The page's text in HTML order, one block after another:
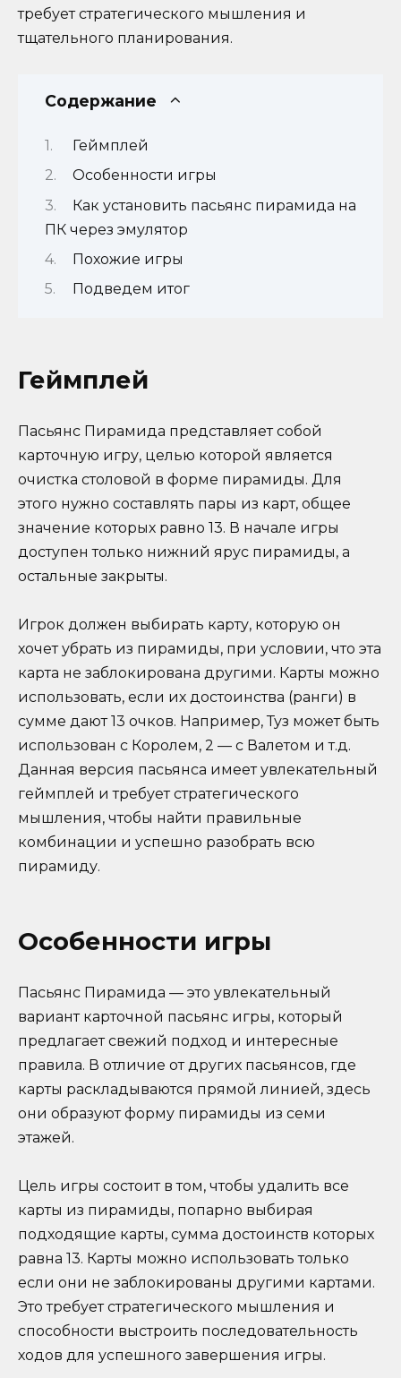
требует стратегического мышления и
тщательного планирования.
Содержание
Геймплей
Особенности игры
Как установить пасьянс пирамида на
ПК через эмулятор
Похожие игры
Подведем итог
Геймплей
Пасьянс Пирамида представляет собой
карточную игру, целью которой является
очистка столовой в форме пирамиды. Для
этого нужно составлять пары из карт, общее
значение которых равно 13. В начале игры
доступен только нижний ярус пирамиды, а
остальные закрыты.
Игрок должен выбирать карту, которую он
хочет убрать из пирамиды, при условии, что эта
карта не заблокирована другими. Карты можно
использовать, если их достоинства (ранги) в
сумме дают 13 очков. Например, Туз может быть
использован с Королем, 2 — с Валетом и т.д.
Данная версия пасьянса имеет увлекательный
геймплей и требует стратегического
мышления, чтобы найти правильные
комбинации и успешно разобрать всю
пирамиду.
Особенности игры
Пасьянс Пирамида — это увлекательный
вариант карточной пасьянс игры, который
предлагает свежий подход и интересные
правила. В отличие от других пасьянсов, где
карты раскладываются прямой линией, здесь
они образуют форму пирамиды из семи
этажей.
Цель игры состоит в том, чтобы удалить все
карты из пирамиды, попарно выбирая
подходящие карты, сумма достоинств которых
равна 13. Карты можно использовать только
если они не заблокированы другими картами.
Это требует стратегического мышления и
способности выстроить последовательность
ходов для успешного завершения игры.